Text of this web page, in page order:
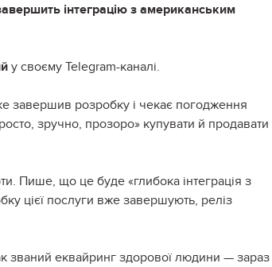
інтеграцію з американським
у своєму Telegram-каналі.
завершив розробку і чекає погодження
зручно, прозоро» купувати й продавати
Пише, що це буде «глибока інтеграція з
цієї послуги вже завершують, реліз
званий еквайринг здорової людини — зараз